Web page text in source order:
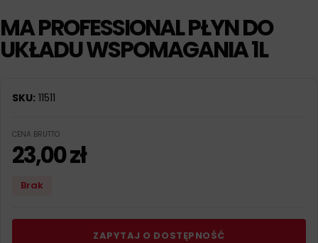
MA PROFESSIONAL PŁYN DO
UKŁADU WSPOMAGANIA 1L
SKU: 11511
CENA BRUTTO
23,00zł
Brak
ZAPYTAJ O DOSTĘPNOŚĆ